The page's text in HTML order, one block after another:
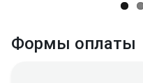
Формы оплаты